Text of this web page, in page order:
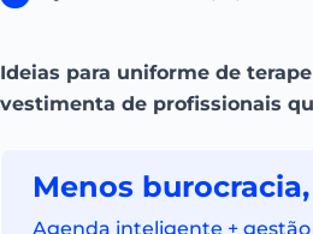
Ideias para uniforme de
vestimenta de profissionais
Menos
Agenda inteligente +